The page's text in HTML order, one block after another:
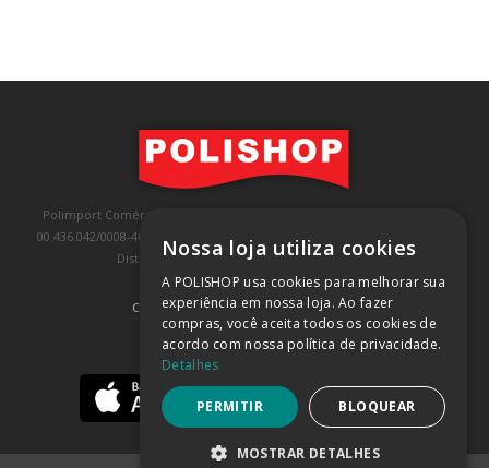
Polimport Comércio e Exportação LTDA, inscrita no CNPJ/MF sob o nº
00.436.042/0008-46, IE 407.458.707.103, com sede na Rua Kanebo, nº 175,
Distrito Industrial, Jundiaí/SP, CEP: 13213-090
COMPRA 100% SEGURA (SAIBA MAIS)
BAIXE NOSSO APP
Nossa loja utiliza cookies
A POLISHOP usa cookies para melhorar sua
experiência em nossa loja. Ao fazer
compras, você aceita todos os cookies de
acordo com nossa política de privacidade.
Detalhes
PERMITIR BLOQUEAR
MOSTRAR DETALHES